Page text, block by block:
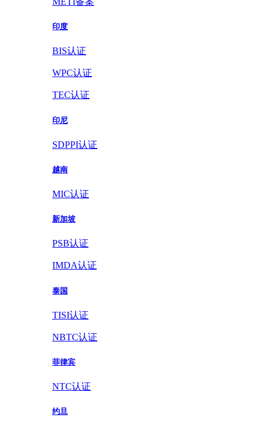
印度
BIS认证
WPC认证
TEC认证
印尼
SDPPI认证
越南
MIC认证
新加坡
PSB认证
IMDA认证
泰国
TISI认证
NBTC认证
菲律宾
NTC认证
约旦